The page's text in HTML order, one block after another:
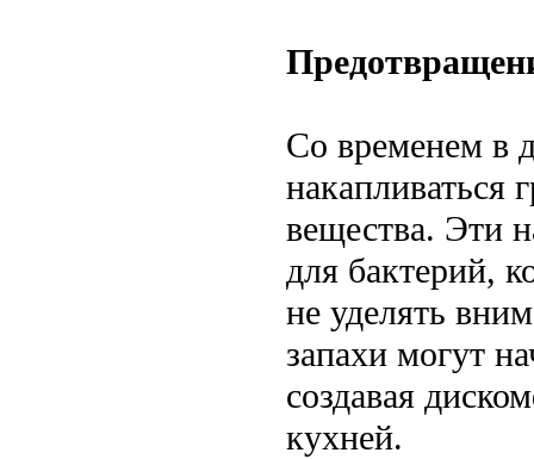
Со временем в
накапливаться
вещества. Эти
для бактерий,
не уделять
запахи могут
создавая
кухней.